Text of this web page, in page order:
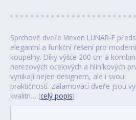
Sprchové dveře Mexen LUNAR-F
elegantní a funkční řešení pro moderní
koupelny. Díky výšce 200 cm a
nerezových ocelových a hliníkových
vynikají nejen designem, ale i svou
praktičností. Zalamovací dveře jsou
kvalitn… (celý popis)